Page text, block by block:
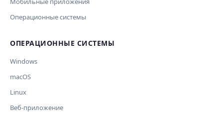
Ключ и модель сохраняются в браузере. Не передаются
никуда, кроме OpenAI.
🪟 Windows 🍎 macOS 🐧 Linux
Остальные оставит пустыми.
Дополнительные инструкции (необязательно)
Ваше исправление
Операционные системы
ОПЕРАЦИОННЫЕ СИСТЕМЫ
Windows
macOS
Linux
Веб-приложение